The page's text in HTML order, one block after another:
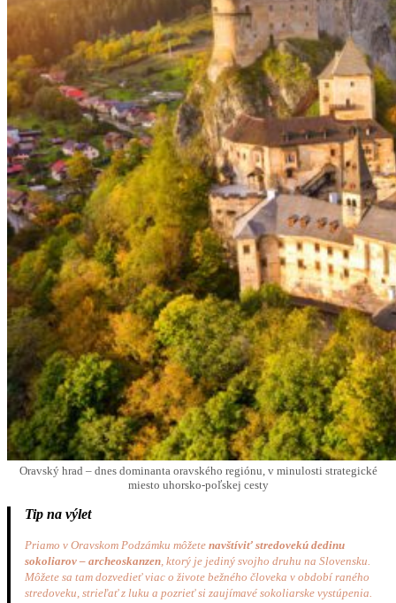
Oravský hrad – dnes dominanta oravského regiónu, v minulosti strategické
miesto uhorsko-poľskej cesty
Tip na výlet
Priamo v Oravskom Podzámku môžete navštíviť stredovekú dedinu
sokoliarov – archeoskanzen , ktorý je jediný svojho druhu na Slovensku.
Môžete sa tam dozvedieť viac o živote bežného človeka v období raného
stredoveku, strieľať z luku a pozrieť si zaujímavé sokoliarske vystúpenia.